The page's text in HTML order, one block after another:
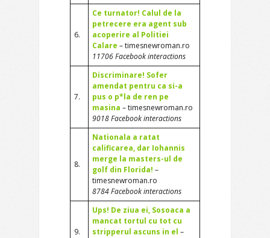
6.
Ce turnator! Calul de la
petrecere era agent sub
acoperire al Politiei
Calare – timesnewroman.ro
11706 Facebook interactions
7.
Discriminare! Sofer
amendat pentru ca si-a
pus o p*la de ren pe
masina – timesnewroman.ro
9018 Facebook interactions
8.
Nationala a ratat
calificarea, dar Iohannis
merge la masters-ul de
golf din Florida! –
timesnewroman.ro
8784 Facebook interactions
9.
Ups! De ziua ei, Sosoaca a
mancat tortul cu tot cu
stripperul ascuns in el –